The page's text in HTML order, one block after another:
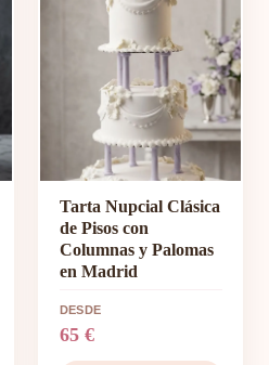
Tarta Nupcial Clásica
de Pisos con
Columnas y Palomas
en Madrid
DESDE
65 €